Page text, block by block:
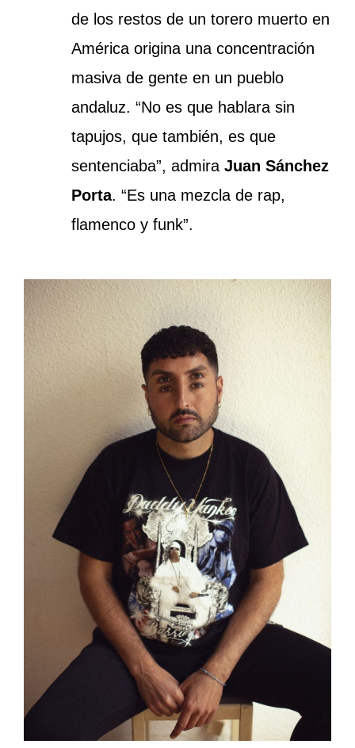
de los restos de un torero muerto en
América origina una concentración
masiva de gente en un pueblo
andaluz. “No es que hablara sin
tapujos, que también, es que
sentenciaba”, admira Juan Sánchez
Porta. “Es una mezcla de rap,
flamenco y funk”.